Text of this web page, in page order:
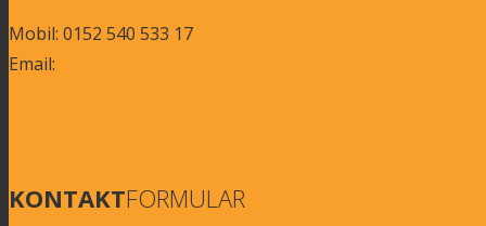
Mobil: 0152 540 533 17
Email:
KONTAKTFORMULAR